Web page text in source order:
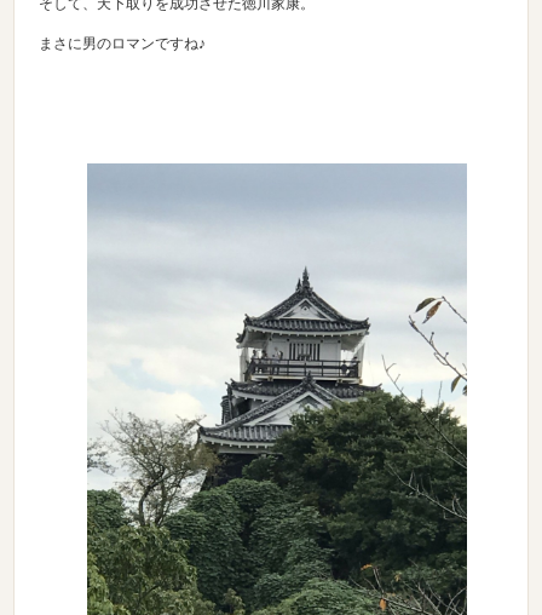
まさに男のロマンですね♪